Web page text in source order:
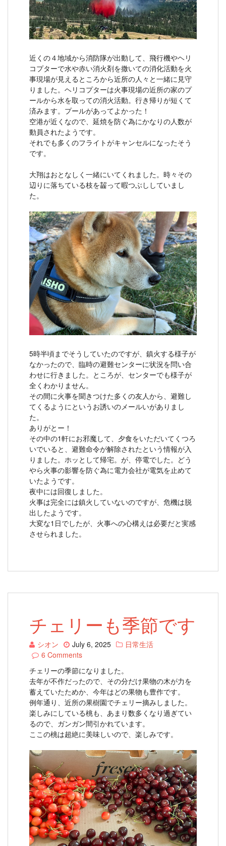
近くの４地域から消防隊が出動して、飛行機やヘリ
コプターで水や赤い消火剤を撒いての消化活動を火
事現場が見えるところから近所の人々と一緒に見守
りました。ヘリコプターは火事現場の近所の家のプ
ールから水を取っての消火活動。行き帰りが短くて
済みます。プールがあってよかった！
空港が近くなので、延焼を防ぐ為にかなりの人数が
動員されたようです。
それでも多くのフライトがキャンセルになったそう
です。
大翔はおとなしく一緒にいてくれました。時々その
辺りに落ちている枝を齧って暇つぶししていまし
た。
5時半頃までそうしていたのですが、鎮火する様子が
なかったので、臨時の避難センターに状況を問い合
わせに行きました。ところが、センターでも様子が
全くわかりません。
その間に火事を聞きつけた多くの友人から、避難し
てくるようにというお誘いのメールいがありまし
た。
ありがとー！
その中の1軒にお邪魔して、夕食をいただいてくつろ
いでいると、避難命令が解除されたという情報が入
りました。ホッとして帰宅。が、停電でした。どう
やら火事の影響を防ぐ為に電力会社が電気を止めて
いたようです。
夜中には回復しました。
火事は完全には鎮火していないのですが、危機は脱
出したようです。
大変な1日でしたが、火事への心構えは必要だと実感
させられました。
チェリーも季節です
シオン July 6, 2025
日常生活
6 Comments
チェリーの季節になりました。
去年が不作だったので、その分だけ果物の木が力を
蓄えていたためか、今年はどの果物も豊作です。
例年通り、近所の果樹園でチェリー摘みしました。
楽しみにしている桃も、あまり数多くなり過ぎてい
るので、ガンガン間引かれています。
ここの桃は超絶に美味しいので、楽しみです。